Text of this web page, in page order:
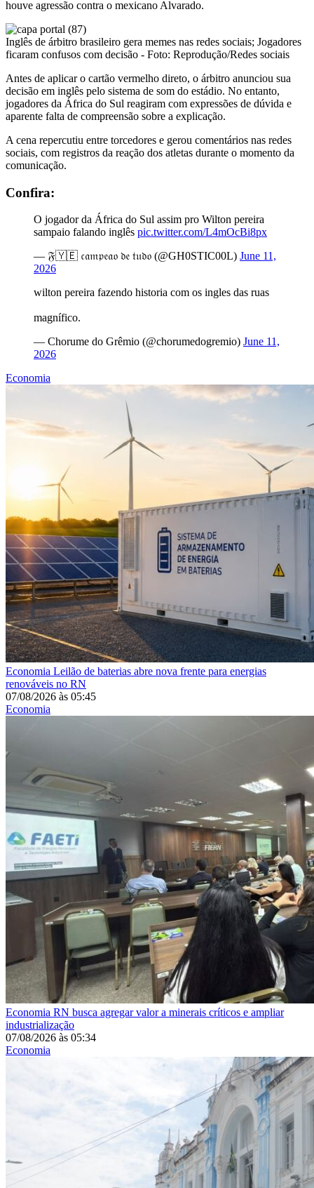
houve agressão contra o mexicano Alvarado.
Inglês de árbitro brasileiro gera memes nas redes sociais; Jogadores
ficaram confusos com decisão - Foto: Reprodução/Redes sociais
Antes de aplicar o cartão vermelho direto, o árbitro anunciou sua
decisão em inglês pelo sistema de som do estádio. No entanto,
jogadores da África do Sul reagiram com expressões de dúvida e
aparente falta de compreensão sobre a explicação.
A cena repercutiu entre torcedores e gerou comentários nas redes
sociais, com registros da reação dos atletas durante o momento da
comunicação.
Confira:
O jogador da África do Sul assim pro Wilton pereira
sampaio falando inglês pic.twitter.com/L4mOcBi8px
— 𝔉🇾🇪 𝔠𝔞𝔪𝔭𝔢𝔞𝔬 𝔡𝔢 𝔱𝔲𝔡𝔬 (@GH0STIC00L) June 11,
2026
wilton pereira fazendo historia com os ingles das ruas
magnífico.
— Chorume do Grêmio (@chorumedogremio) June 11,
2026
Economia
Economia Leilão de baterias abre nova frente para energias
renováveis no RN
07/08/2026 às 05:45
Economia
Economia RN busca agregar valor a minerais críticos e ampliar
industrialização
07/08/2026 às 05:34
Economia